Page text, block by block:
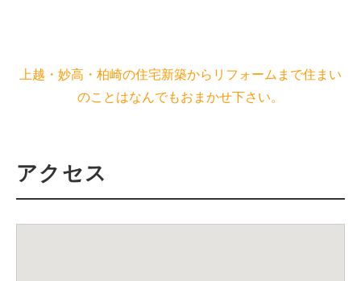
上越・妙高・柏崎の住宅新築からリフォームまで住まい
のことはなんでもおまかせ下さい。
アクセス